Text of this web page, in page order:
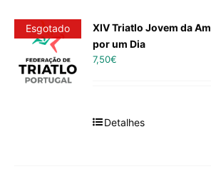
Esgotado
XIV Triatlo Jovem da
por um Dia
7,50€
Detalhes